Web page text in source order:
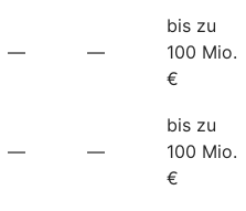
— —
bis zu
100 Mio.
€
— —
bis zu
100 Mio.
€